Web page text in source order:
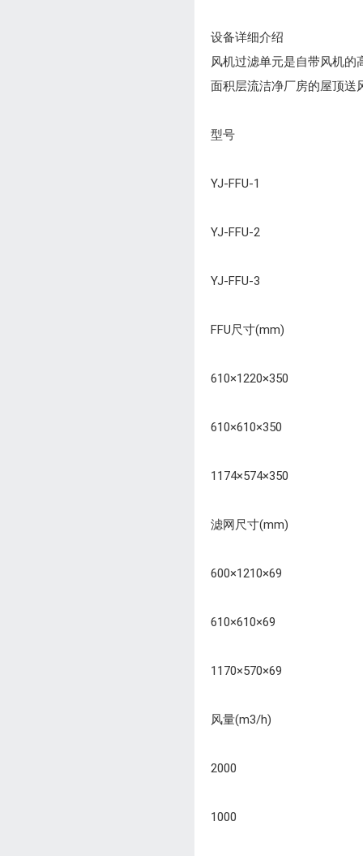
设备详细介绍
风机过滤单元是自带风机的
面积层流洁净厂房的屋顶送
型号
YJ-FFU-1
YJ-FFU-2
YJ-FFU-3
FFU尺寸(mm)
610×1220×350
610×610×350
1174×574×350
滤网尺寸(mm)
600×1210×69
610×610×69
1170×570×69
风量(m3/h)
2000
1000